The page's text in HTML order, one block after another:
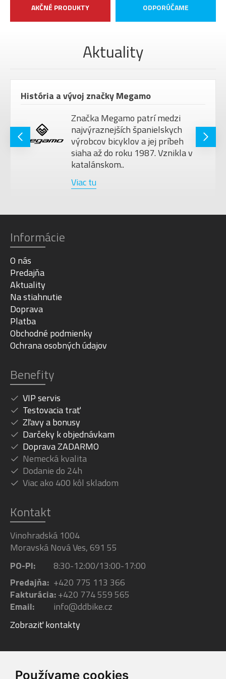
Používame cookies
AKČNÉ PRODUKTY ODPORÚČAME
Aktuality
História a vývoj značky Megamo
Značka Megamo patrí medzi
najvýraznejších španielskych
výrobcov bicyklov a jej príbeh
siaha až do roku 1987. Vznikla v
katalánskom..
Viac tu
Informácie
O nás
Predajňa
Aktuality
Na stiahnutie
Doprava
Platba
Obchodné podmienky
Ochrana osobných údajov
Benefity
VIP servis
Testovacia trať
Zľavy a bonusy
Darčeky k objednávkam
Doprava ZADARMO
Nemecká kvalita
Dodanie do 24h
Viac ako 400 kôl skladom
Kontakt
Vinohradská 1004
Moravská Nová Ves, 691 55
PO-PI:
8:30-12:00/13:00-17:00
Predajňa: +420 775 113 366
Fakturácia:+420 774 559 565
Email:
info@ddbike.cz
Zobraziť kontakty
Facebook Instagram